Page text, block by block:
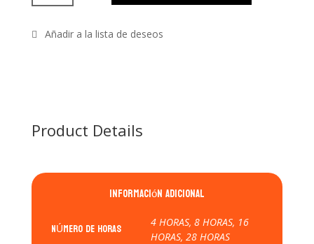
Product Details
Información adicional
NÚMERO DE HORAS
4 HORAS, 8 HORAS, 16
HORAS, 28 HORAS